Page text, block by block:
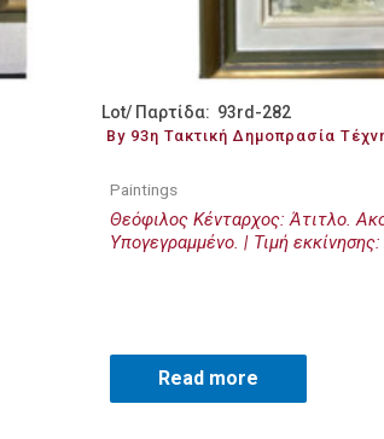
Lot/ Παρτίδα: 93rd-282
By 93η Τακτική Δημοπρασία
Paintings
Θεόφιλος Κένταρχος: Άτιτλο.
Υπογεγραμμένο. | Τιμή εκκίνησης:
Read more